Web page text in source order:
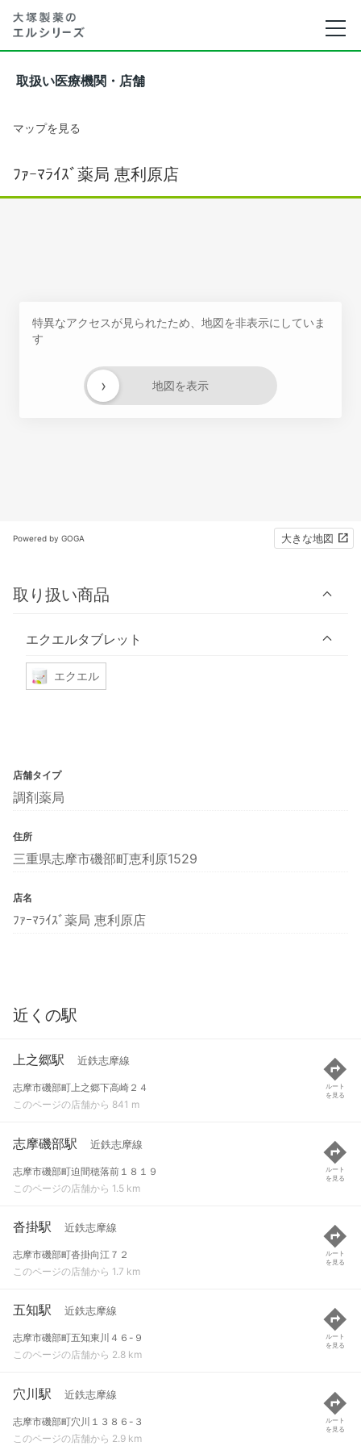
取扱い医療機関・店舗
マップを見る
ﾌｧｰﾏﾗｲｽﾞ薬局 恵利原店
特異なアクセスが見られたため、地図を非表示にしていま
す
地図を表示
›
Powered by GOGA 大きな地図
取り扱い商品
エクエルタブレット
エクエル
店舗タイプ
調剤薬局
住所
三重県志摩市磯部町恵利原1529
店名
ﾌｧｰﾏﾗｲｽﾞ薬局 恵利原店
近くの駅
上之郷駅 近鉄志摩線
志摩市磯部町上之郷下高崎２４
このページの店舗から 841 m
ルート
を見る
志摩磯部駅 近鉄志摩線
志摩市磯部町迫間穂落前１８１９
このページの店舗から 1.5 km
ルート
を見る
沓掛駅 近鉄志摩線
志摩市磯部町沓掛向江７２
このページの店舗から 1.7 km
ルート
を見る
五知駅 近鉄志摩線
志摩市磯部町五知東川４６-９
このページの店舗から 2.8 km
ルート
を見る
穴川駅 近鉄志摩線
志摩市磯部町穴川１３８６-３
このページの店舗から 2.9 km
ルート
を見る